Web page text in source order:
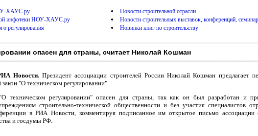
ХАУС.ру
Новости строительной отрасли
инфотеки НОУ-ХАУС.ру
Новости строительных выставок, конференций,
регулирования
Новинки книг по строительству
опасен для страны, считает Николай Кошман
Новости.Президент ассоциации строителей России Николай Кошман предлагает
"О техническом регулировании".
техническом регулировании" опасен для страны, так как он был разработан и
строительно-технической общественности и без участия специалистов
в РИА Новости, комментируя подписанное им открытое письмо ассоциации
и госдумы РФ.